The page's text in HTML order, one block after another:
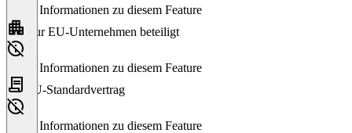
Keine Informationen zu diesem Feature
Nur EU-Unternehmen beteiligt
Keine Informationen zu diesem Feature
EU-Standardvertrag
Keine Informationen zu diesem Feature